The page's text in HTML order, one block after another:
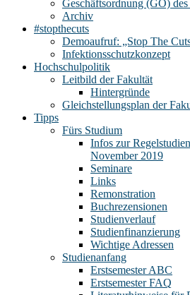
Geschäftsordnung (GO) des
Archiv
#stopthecuts
Demoaufruf: „Stop The
Infektionsschutzkonzept
Hochschulpolitik
Leitbild der Fakultät
Hintergründe
Gleichstellungsplan der
Tipps
Fürs Studium
Infos zur
November 2019
Seminare
Links
Remonstration
Buchrezensionen
Studienverlauf
Studienfinanzierung
Wichtige Adressen
Studienanfang
Erstsemester ABC
Erstsemester FAQ